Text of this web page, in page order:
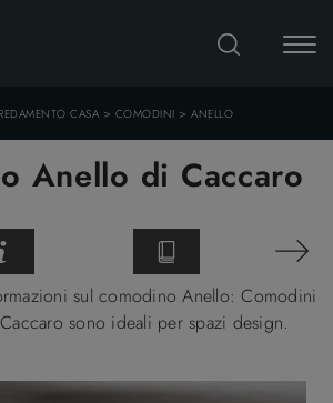
CASA > COMODINI >ANELLO
Anello di Caccaro
sul comodino Anello: Comodini
sono ideali per spazi design.